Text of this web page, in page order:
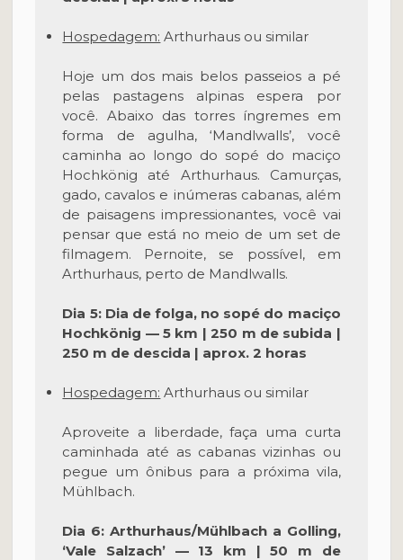
Hospedagem: Arthurhaus ou similar
Hoje um dos mais belos passeios a pé
pelas pastagens alpinas espera por
você. Abaixo das torres íngremes em
forma de agulha, ‘Mandlwalls’, você
caminha ao longo do sopé do maciço
Hochkönig até Arthurhaus. Camurças,
gado, cavalos e inúmeras cabanas, além
de paisagens impressionantes, você vai
pensar que está no meio de um set de
filmagem. Pernoite, se possível, em
Arthurhaus, perto de Mandlwalls.
Dia 5: Dia de folga, no sopé do maciço
Hochkönig — 5 km | 250 m de subida |
250 m de descida | aprox. 2 horas
Hospedagem: Arthurhaus ou similar
Aproveite a liberdade, faça uma curta
caminhada até as cabanas vizinhas ou
pegue um ônibus para a próxima vila,
Mühlbach.
Dia 6: Arthurhaus/Mühlbach a Golling,
‘Vale Salzach’ — 13 km | 50 m de